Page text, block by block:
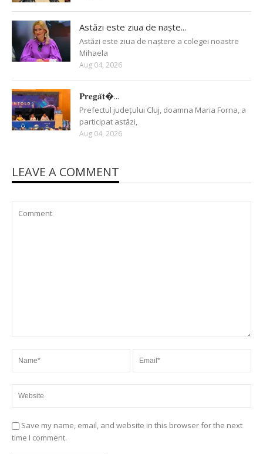
Astăzi este ziua de naște...
Astăzi este ziua de naștere a colegei noastre
Mihaela
Aug 04, 2026
𝐏𝐫𝐞𝐠𝐚̆𝐭�...
Prefectul județului Cluj, doamna Maria Forna, a
participat astăzi,
Aug 04, 2026
LEAVE A COMMENT
Save my name, email, and website in this browser for the next
time I comment.